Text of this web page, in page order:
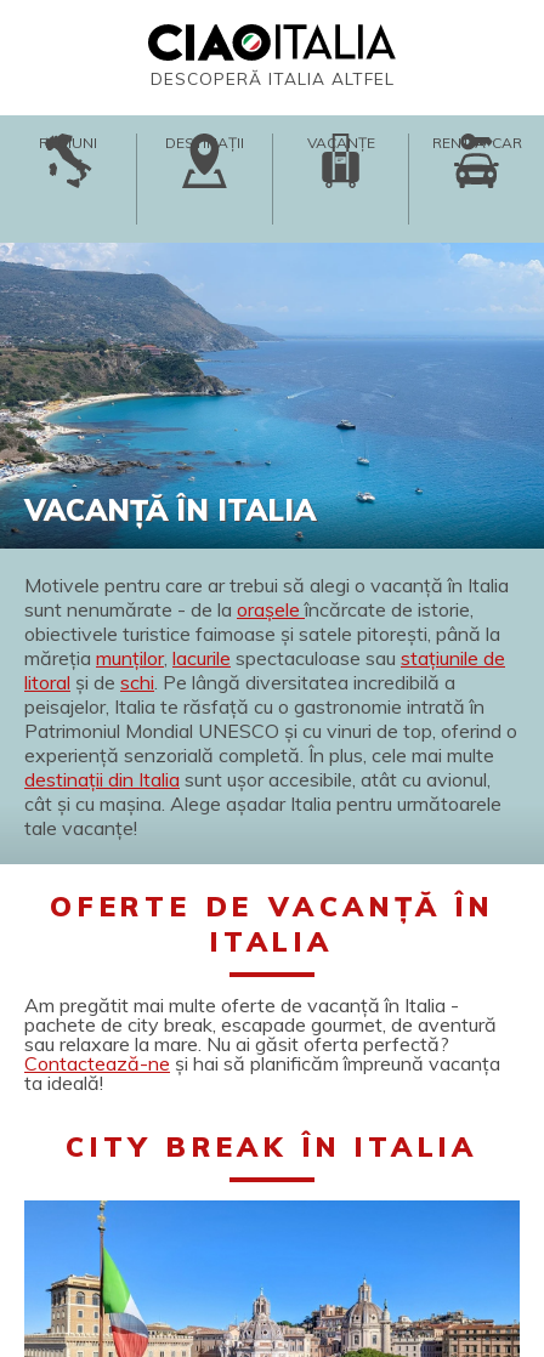
DESCOPERĂ ITALIA ALTFEL
REGIUNI DESTINAȚII VACANȚE RENT-A-CAR
VACANȚĂ ÎN ITALIA
Motivele pentru care ar trebui să alegi o vacanță în Italia
sunt nenumărate - de la orașeleîncărcate de istorie,
obiectivele turistice faimoase și satele pitorești, până la
măreția munților, lacurile spectaculoase sau stațiunile de
litoral și de schi. Pe lângă diversitatea incredibilă a
peisajelor, Italia te răsfață cu o gastronomie intrată în
Patrimoniul Mondial UNESCO și cu vinuri de top, oferind o
experiență senzorială completă. În plus, cele mai multe
destinații din Italia sunt ușor accesibile, atât cu avionul,
cât și cu mașina. Alege așadar Italia pentru următoarele
tale vacanțe!
OFERTE DE VACANȚĂ ÎN
ITALIA
Am pregătit mai multe oferte de vacanță în Italia -
pachete de city break, escapade gourmet, de aventură
sau relaxare la mare. Nu ai găsit oferta perfectă?
Contactează-ne și hai să planificăm împreună vacanța
ta ideală!
CITY BREAK ÎN ITALIA